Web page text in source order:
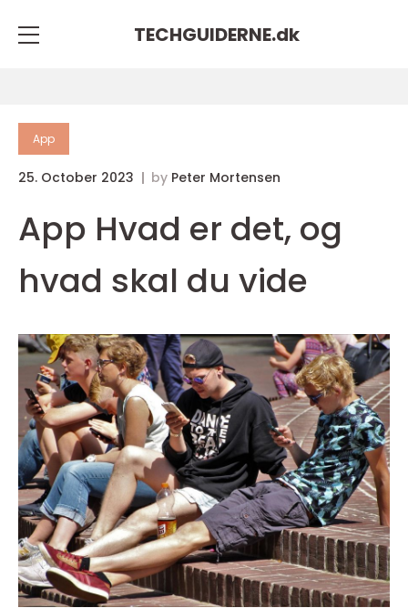
TECHGUIDERNE.dk
App
25. October 2023 by Peter Mortensen
App Hvad er det, og
hvad skal du vide